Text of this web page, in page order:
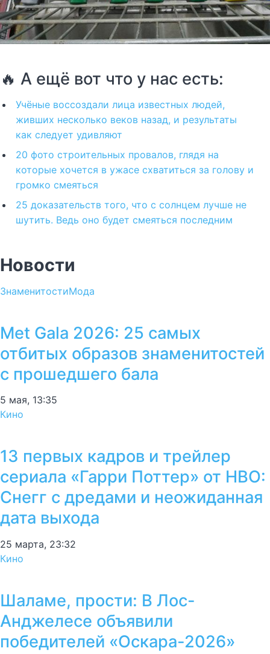
🔥 А ещё вот что у нас есть:
Учёные воссоздали лица известных людей,
живших несколько веков назад, и результаты
как следует удивляют
20 фото строительных провалов, глядя на
которые хочется в ужасе схватиться за голову и
громко смеяться
25 доказательств того, что с солнцем лучше не
шутить. Ведь оно будет смеяться последним
Новости
ЗнаменитостиМода
Met Gala 2026: 25 самых
отбитых образов знаменитостей
с прошедшего бала
5 мая, 13:35
Кино
13 первых кадров и трейлер
сериала «Гарри Поттер» от HBO:
Снегг с дредами и неожиданная
дата выхода
25 марта, 23:32
Кино
Шаламе, прости: В Лос-
Анджелесе объявили
победителей «Оскара-2026»